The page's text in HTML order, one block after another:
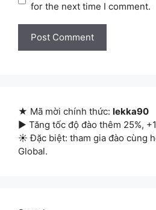
for the next time I comment.
★ Mã mời chính thức: lekka90
▶ Tăng tốc độ đào thêm 25%,
☀ Đặc biệt: tham gia đào cùng
Global.